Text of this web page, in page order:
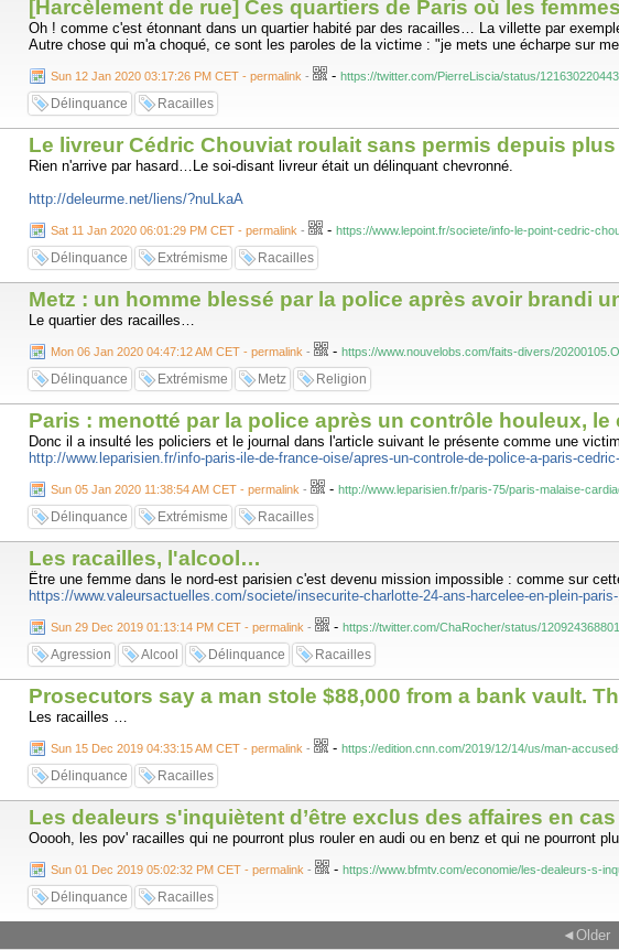
place Saint-Étienne
cour du marché couvert
place d’Armes Jacques-François-Blondel
place Sainte-Croix
place des Paraiges
place Saint-Martin
place de la République
square Boufflers
place du Pont-à-Seille
[Harcèlement de rue] Ces quartiers de Paris où les
Oh ! comme c'est étonnant dans un quartier habité par des racailles… La villette par
Autre chose qui m'a choqué, ce sont les paroles de la victime : "je mets une écharpe sur
Sun 12 Jan 2020 03:17:26 PM CET - permalink - - https://twitter.com/PierreLiscia/status/
Délinquance Racailles
Le livreur Cédric Chouviat roulait sans permis depuis
Rien n'arrive par hasard…Le soi-disant livreur était un délinquant chevronné.
http://deleurme.net/liens/?nuLkaA
Sat 11 Jan 2020 06:01:29 PM CET - permalink - - https://www.lepoint.fr/societe/info-le-point-cedric-
Délinquance Extrémisme Racailles
Metz : un homme blessé par la police après avoir brandi
Le quartier des racailles…
Mon 06 Jan 2020 04:47:12 AM CET - permalink - - https://www.nouvelobs.com/faits-divers/
Délinquance Extrémisme Metz Religion
Paris : menotté par la police après un contrôle houleux,
Donc il a insulté les policiers et le journal dans l'article suivant le présente comme une
http://www.leparisien.fr/info-paris-ile-de-france-oise/apres-un-controle-de-police-a-paris-
Sun 05 Jan 2020 11:38:54 AM CET - permalink - - http://www.leparisien.fr/paris-75/paris-malaise-
Délinquance Extrémisme Racailles
Les racailles, l'alcool…
Être une femme dans le nord-est parisien c'est devenu mission impossible : comme sur
https://www.valeursactuelles.com/societe/insecurite-charlotte-24-ans-harcelee-en-plein-
Sun 29 Dec 2019 01:13:14 PM CET - permalink - - https://twitter.com/ChaRocher/status/
Agression Alcool Délinquance Racailles
Prosecutors say a man stole $88,000 from a bank vault.
Les racailles …
Sun 15 Dec 2019 04:33:15 AM CET - permalink - - https://edition.cnn.com/2019/12/14/us/man-
Délinquance Racailles
Les dealeurs s'inquiètent d’être exclus des affaires en
Ooooh, les pov' racailles qui ne pourront plus rouler en audi ou en benz et qui ne pourront
Sun 01 Dec 2019 05:02:32 PM CET - permalink - - https://www.bfmtv.com/economie/les-dealeurs-s-
Délinquance Racailles
◄Older